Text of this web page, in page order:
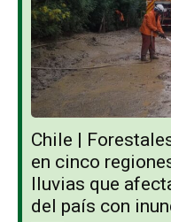
Chile |
en cinco
lluvias que
del país con